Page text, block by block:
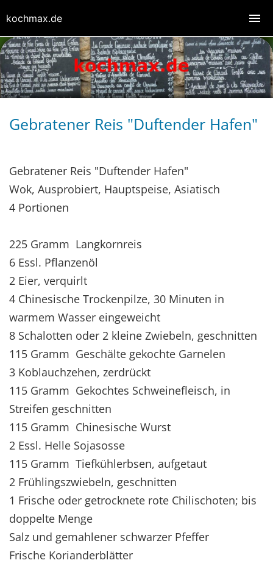
Gebratener Reis "Duftender Hafen"
Gebratener Reis "Duftender Hafen"
Wok, Ausprobiert, Hauptspeise, Asiatisch
4 Portionen
225 Gramm Langkornreis
6 Essl. Pflanzenöl
2 Eier, verquirlt
4 Chinesische Trockenpilze, 30 Minuten in
warmem Wasser eingeweicht
8 Schalotten oder 2 kleine Zwiebeln, geschnitten
115 Gramm Geschälte gekochte Garnelen
3 Koblauchzehen, zerdrückt
115 Gramm Gekochtes Schweinefleisch, in
Streifen geschnitten
115 Gramm Chinesische Wurst
2 Essl. Helle Sojasosse
115 Gramm Tiefkühlerbsen, aufgetaut
2 Frühlingszwiebeln, geschnitten
1 Frische oder getrocknete rote Chilischoten; bis
doppelte Menge
Salz und gemahlener schwarzer Pfeffer
Frische Korianderblätter
kochmax.de